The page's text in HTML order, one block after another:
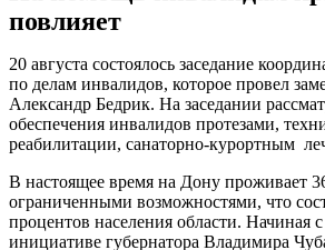
повлияет
20 августа состоялось заседание
по делам инвалидов, которое провел
Александр Бедрик. На заседании
обеспечения инвалидов протезами,
реабилитации, санаторно-курортным
В настоящее время на Дону проживает
ограниченными возможностями, что
процентов населения области. Начиная
инициативе губернатора Владимира